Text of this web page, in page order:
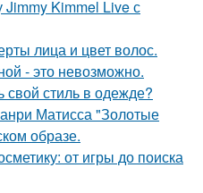
Kimmel Live с
лица и цвет волос.
- это невозможно.
стиль в одежде?
Матисса "Золотые
образе.
от игры до поиска